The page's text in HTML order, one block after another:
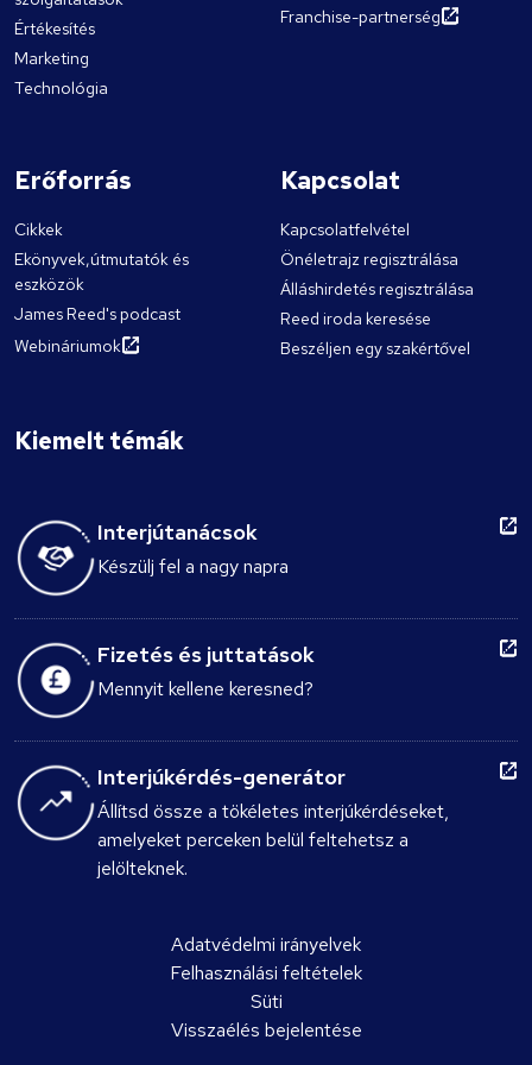
Értékesítés
Marketing
Technológia
Franchise-partnerség
Erőforrás
Cikkek
Ekönyvek,útmutatók és
eszközök
James Reed's podcast
Webináriumok
Kapcsolat
Kapcsolatfelvétel
Önéletrajz regisztrálása
Álláshirdetés regisztrálása
Reed iroda keresése
Beszéljen egy szakértővel
Kiemelt témák
Interjútanácsok
Készülj fel a nagy napra
Fizetés és juttatások
Mennyit kellene keresned?
Interjúkérdés-generátor
Állítsd össze a tökéletes interjúkérdéseket,
amelyeket perceken belül feltehetsz a
jelölteknek.
Adatvédelmi irányelvek
Felhasználási feltételek
Süti
Visszaélés bejelentése